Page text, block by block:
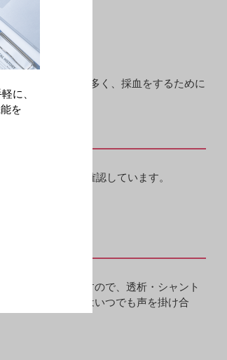
れる患者さんが多く、採血をするために
検査で陰性を確認しています。
集約されていますので、透析・シャント
医師やスタッフはいつでも声を掛け合
に、
を